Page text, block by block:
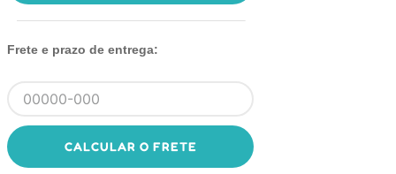
Frete e prazo de entrega:
CALCULAR O FRETE